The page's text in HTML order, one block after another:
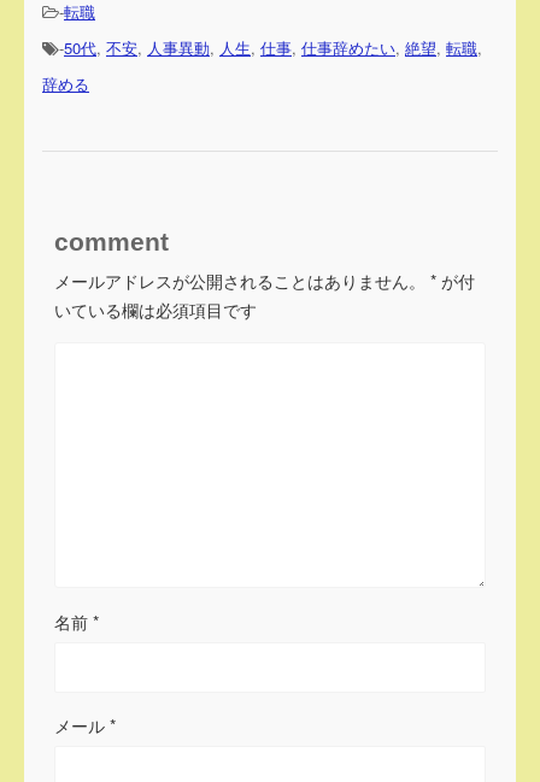
-転職
-50代, 不安, 人事異動, 人生, 仕事, 仕事辞めたい, 絶望, 転職,
辞める
comment
メールアドレスが公開されることはありません。 * が付
いている欄は必須項目です
名前 *
メール *